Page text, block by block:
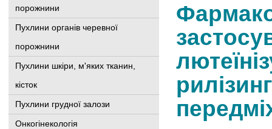
порожнини
Пухлини органів черевної
порожнини
Пухлини шкіри, м'яких тканин,
кісток
Пухлини грудної залози
Онкогінекологія